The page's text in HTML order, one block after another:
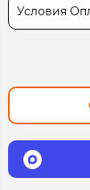
Условия